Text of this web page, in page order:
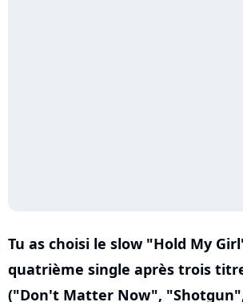
Tu as choisi le slow "Hold My
quatrième single après trois
("Don't Matter Now",